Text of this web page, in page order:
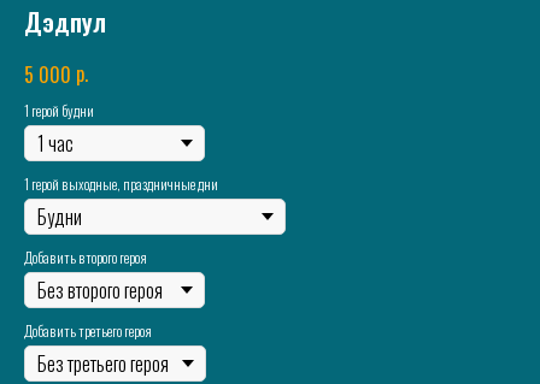
Дэдпул
5 000 р.
1 герой будни
1 герой выходные, праздничные дни
Добавить второго героя
Добавить третьего героя